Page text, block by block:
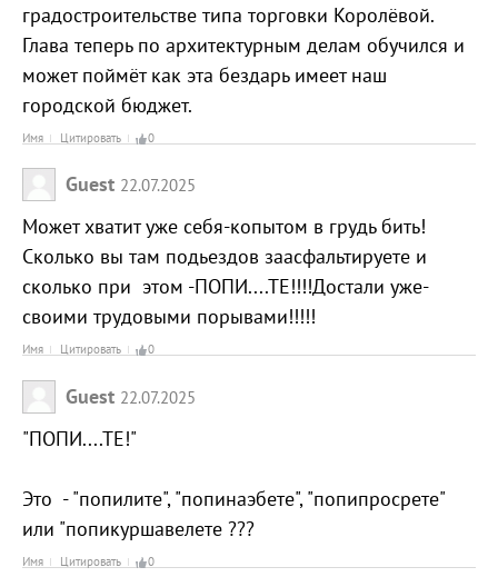
градостроительстве типа торговки Королёвой.
Глава теперь по архитектурным делам обучился и
может поймёт как эта бездарь имеет наш
городской бюджет.
Имя Цитировать 0
Guest 22.07.2025
Может хватит уже себя-копытом в грудь бить!
Сколько вы там подьездов заасфальтируете и
сколько при этом -ПОПИ....ТЕ!!!!Достали уже-
своими трудовыми порывами!!!!!
Имя Цитировать 0
Guest 22.07.2025
"ПОПИ....ТЕ!"
Это - "попилите", "попинаэбете", "попипросрете"
или "попикуршавелете ???
Имя Цитировать 0